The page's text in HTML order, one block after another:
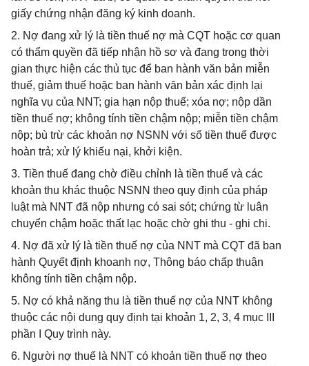
giấy chứng nhận đăng ký kinh doanh.
2. Nợ đang xử lý là tiền thuế nợ mà CQT hoặc cơ quan
có thẩm quyền đã tiếp nhận hồ sơ và đang trong thời
gian thực hiện các thủ tục để ban hành văn bản miễn
thuế, giảm thuế hoặc ban hành văn bản xác định lại
nghĩa vụ của NNT; gia hạn nộp thuế; xóa nợ; nộp dần
tiền thuế nợ; không tính tiền chậm nộp; miễn tiền chậm
nộp; bù trừ các khoản nợ NSNN với số tiền thuế được
hoàn trả; xử lý khiếu nại, khởi kiện.
3. Tiền thuế đang chờ điều chỉnh là tiền thuế và các
khoản thu khác thuộc NSNN theo quy định của pháp
luật mà NNT đã nộp nhưng có sai sót; chứng từ luân
chuyển chậm hoặc thất lạc hoặc chờ ghi thu - ghi chi.
4. Nợ đã xử lý là tiền thuế nợ của NNT mà CQT đã ban
hành Quyết định khoanh nợ, Thông báo chấp thuận
không tính tiền chậm nộp.
5. Nợ có khả năng thu là tiền thuế nợ của NNT không
thuộc các nội dung quy định tại khoản 1, 2, 3, 4 mục III
phần I Quy trình này.
6. Người nợ thuế là NNT có khoản tiền thuế nợ theo